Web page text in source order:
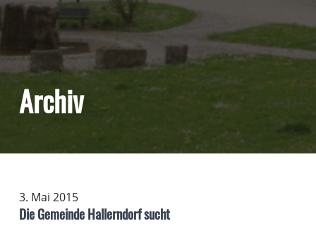
Archiv
3. Mai 2015
Die Gemeinde Hallerndorf sucht